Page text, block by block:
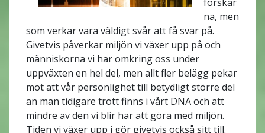
na, men
som verkar vara väldigt svår att få svar på.
Givetvis påverkar miljön vi växer upp på och
människorna vi har omkring oss under
uppväxten en hel del, men allt fler belägg pekar
mot att vår personlighet till betydligt större del
än man tidigare trott finns i vårt DNA och att
mindre av den vi blir har att göra med miljön.
Tiden vi växer upp i gör givetvis också sitt till.